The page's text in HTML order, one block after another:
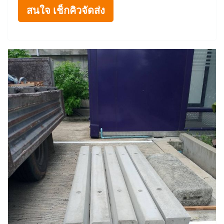
สนใจ เช็กคิวจัดส่ง